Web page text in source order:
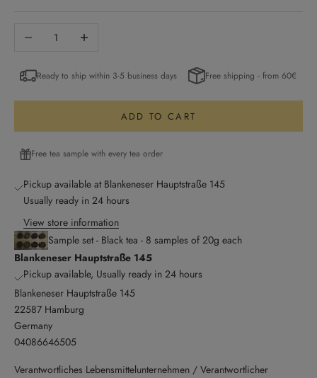
Decrease quantityIncrease quantity
Ready to ship within 3-5 business days Free shipping - from 60€
ADD TO CART
Free tea sample with every tea order
Pickup available at Blankeneser Hauptstraße 145
Usually ready in 24 hours
View store information
Sample set - Black tea - 8 samples of 20g each
Blankeneser Hauptstraße 145
Pickup available, Usually ready in 24 hours
Blankeneser Hauptstraße 145
22587 Hamburg
Germany
04086646505
Verantwortliches Lebensmittelunternehmen / Verantwortlicher